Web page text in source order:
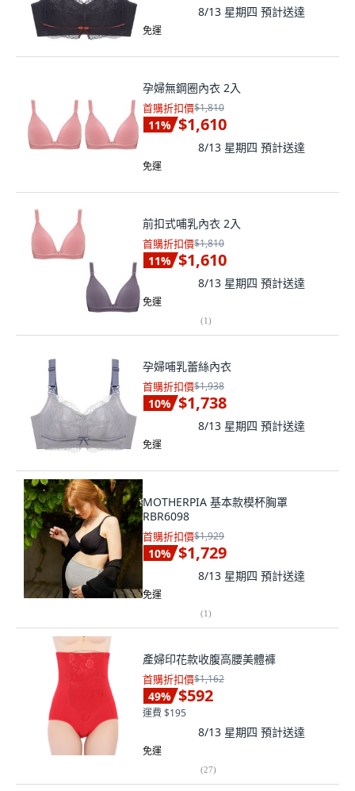
8/13 星期四 預計送達
免運
孕婦無鋼圈內衣 2入
首購折扣價$1,810
11% $1,610
8/13 星期四 預計送達
免運
前扣式哺乳內衣 2入
首購折扣價$1,810
11% $1,610
8/13 星期四 預計送達
免運
(1)
孕婦哺乳蕾絲內衣
首購折扣價$1,938
10% $1,738
8/13 星期四 預計送達
免運
MOTHERPIA 基本款模杯胸罩
RBR6098
首購折扣價$1,929
10% $1,729
8/13 星期四 預計送達
免運
(1)
產婦印花款收腹高腰美體褲
首購折扣價$1,162
49% $592
運費 $195
8/13 星期四 預計送達
免運
(27)